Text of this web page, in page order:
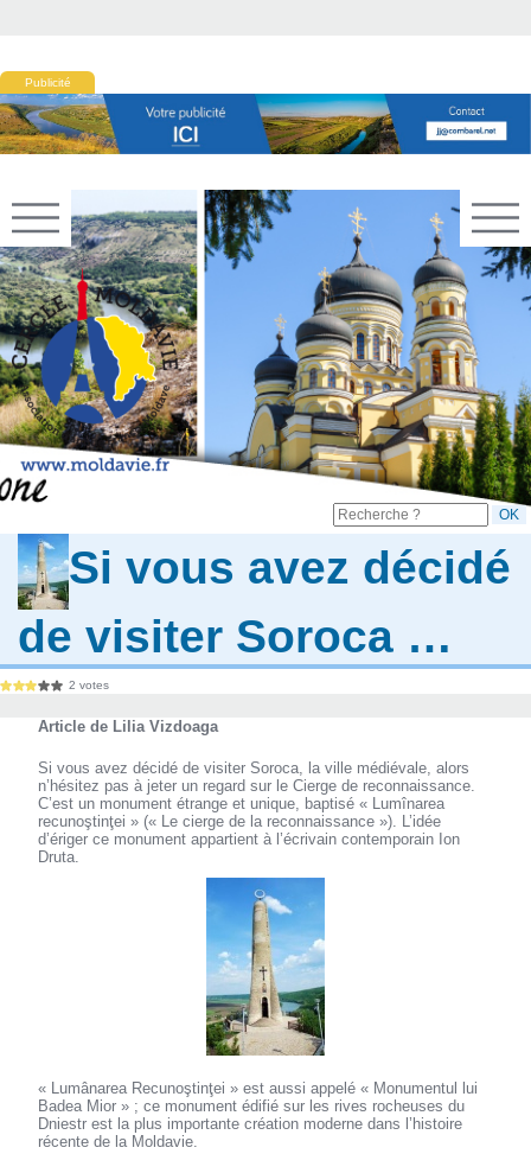
Publicité
Si vous avez décidé
de visiter Soroca …
2 votes
Article de Lilia Vizdoaga
Si vous avez décidé de visiter Soroca, la ville médiévale, alors
n’hésitez pas à jeter un regard sur le Cierge de reconnaissance.
C’est un monument étrange et unique, baptisé « Lumînarea
recunoştinţei » (« Le cierge de la reconnaissance »). L’idée
d’ériger ce monument appartient à l’écrivain contemporain Ion
Druta.
« Lumânarea Recunoştinţei » est aussi appelé « Monumentul lui
Badea Mior » ; ce monument édifié sur les rives rocheuses du
Dniestr est la plus importante création moderne dans l’histoire
récente de la Moldavie.